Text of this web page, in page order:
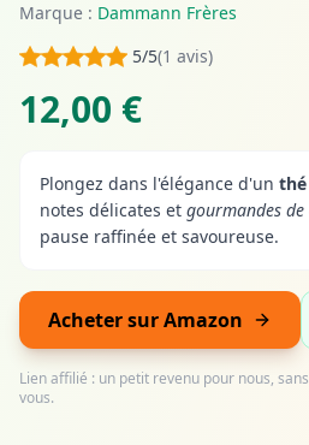
Marque : Dammann Frères
5/5(1 avis)
12,00 €
Plongez dans l'élégance d'un
notes délicates et gourmandes
pause raffinée et savoureuse.
Acheter sur Amazon
Lien affilié : un petit revenu pour nous,
vous.